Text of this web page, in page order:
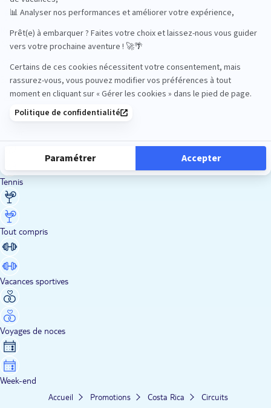
Road Trips
Safari
Tennis
Tout compris
Vacances sportives
Voyages de noces
Week-end
Accueil Promotions Costa Rica Circuits